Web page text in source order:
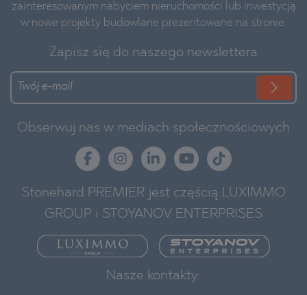
zainteresowanym nabyciem nieruchomości lub inwestycją
w nowe projekty budowlane prezentowane na stronie.
Zapisz się do naszego newslettera
Obserwuj nas w mediach społecznościowych
Stonehard PREMIER jest częścią LUXIMMO
GROUP i STOYANOV ENTERPRISES
Nasze kontakty: